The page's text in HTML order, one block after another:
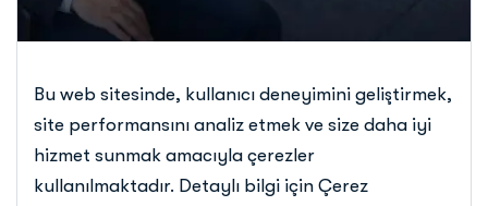
Bu web sitesinde, kullanıcı deneyimini geliştirmek,
site performansını analiz etmek ve size daha iyi
hizmet sunmak amacıyla çerezler
kullanılmaktadır. Detaylı bilgi için Çerez